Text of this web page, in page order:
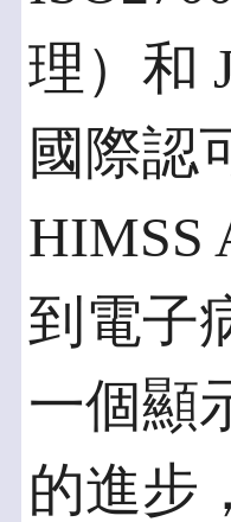
理）和
國際認
HIMSS
到電子
一個顯
的進步